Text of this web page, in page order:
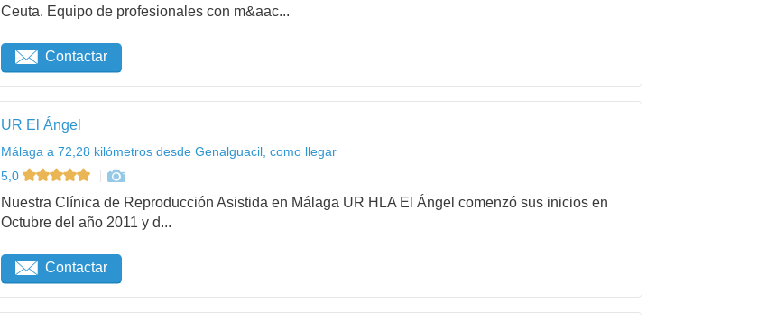
Ceuta. Equipo de profesionales con m&aac...
Contactar
UR El Ángel
Málaga a 72,28 kilómetros desde Genalguacil, como llegar
5,0
Nuestra Clínica de Reproducción Asistida en Málaga UR HLA El Ángel comenzó sus inicios en
Octubre del año 2011 y d...
Contactar